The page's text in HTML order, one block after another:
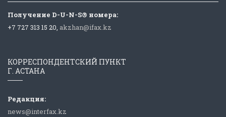
Получение D-U-N-S® номера:
+7 727 313 15 20, akzhan@ifax.kz
КОРРЕСПОНДЕНТСКИЙ ПУНКТ
Г. АСТАНА
Редакция:
news@interfax.kz